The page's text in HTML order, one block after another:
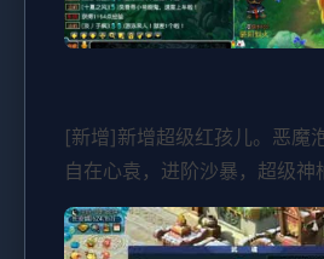
[新增]新增超级红孩儿。恶魔
自在心袁，进阶沙暴，超级神